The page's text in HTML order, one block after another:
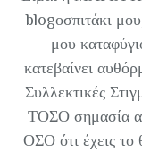
blogοσπιτάκι
μου
κατεβαίνει
Συλλεκτικές
ΤΟΣΟ σημασία
ΟΣΟ ότι έχεις το